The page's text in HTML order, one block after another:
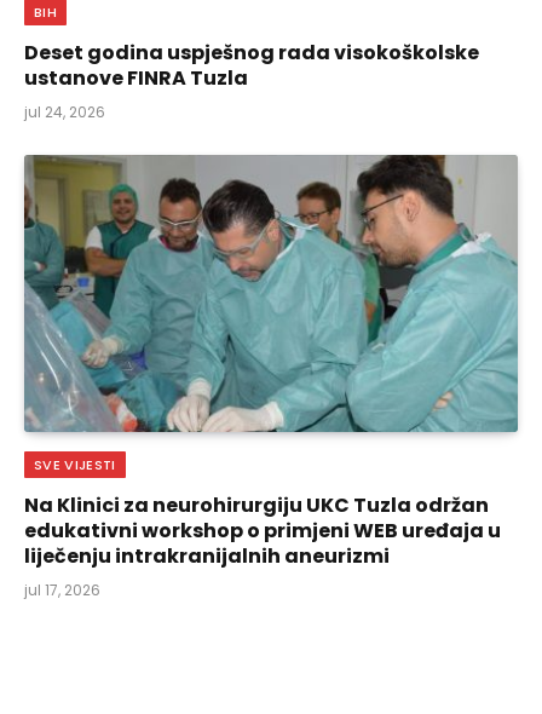
BIH
Deset godina uspješnog rada visokoškolske
ustanove FINRA Tuzla
jul 24, 2026
SVE VIJESTI
Na Klinici za neurohirurgiju UKC Tuzla održan
edukativni workshop o primjeni WEB uređaja u
liječenju intrakranijalnih aneurizmi
jul 17, 2026